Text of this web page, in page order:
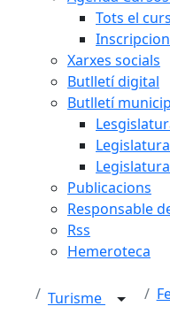
Tots el
Xarxes socials
Butlletí digital
Butlletí
Publicacions
Responsable
Rss
Hemeroteca
Turisme